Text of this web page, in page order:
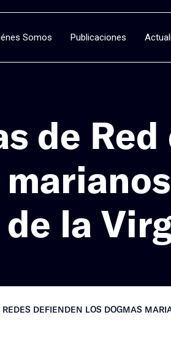
Somos Publicaciones
de
la
REDES DEFIENDEN LOS DOGMAS